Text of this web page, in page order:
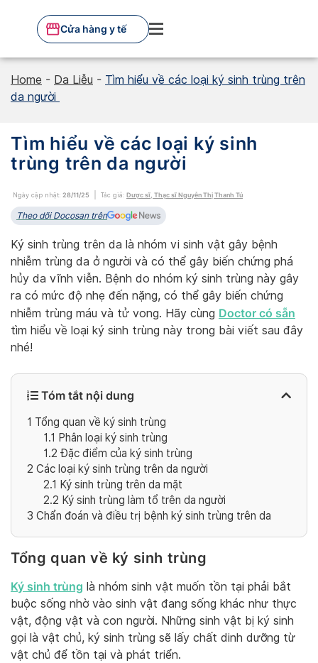
content
Cửa hàng y tế
Home - Da Liễu - Tìm hiểu về các loại ký sinh trùng trên
da người
Tìm hiểu về các loại ký sinh
trùng trên da người
Ngày cập nhật: 28/11/25 Tác giả: Dược sĩ, Thạc sĩ Nguyễn Thị Thanh Tú
Theo dõi Docosan trên
Ký sinh trùng trên da là nhóm vi sinh vật gây bệnh
nhiễm trùng da ở người và có thể gây biến chứng phá
hủy da vĩnh viễn. Bệnh do nhóm ký sinh trùng này gây
ra có mức độ nhẹ đến nặng, có thể gây biến chứng
nhiễm trùng máu và tử vong. Hãy cùng Doctor có sẵn
tìm hiểu về loại ký sinh trùng này trong bài viết sau đây
nhé!
Tóm tắt nội dung
1 Tổng quan về ký sinh trùng
1.1 Phân loại ký sinh trùng
1.2 Đặc điểm của ký sinh trùng
2 Các loại ký sinh trùng trên da người
2.1 Ký sinh trùng trên da mặt
2.2 Ký sinh trùng làm tổ trên da người
3 Chẩn đoán và điều trị bệnh ký sinh trùng trên da
Tổng quan về ký sinh trùng
Ký sinh trùng là nhóm sinh vật muốn tồn tại phải bắt
buộc sống nhờ vào sinh vật đang sống khác như thực
vật, động vật và con người. Những sinh vật bị ký sinh
gọi là vật chủ, ký sinh trùng sẽ lấy chất dinh dưỡng từ
vật chủ để tồn tại và phát triển.